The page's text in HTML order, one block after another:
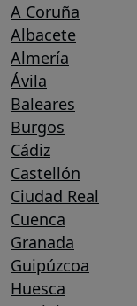
A Coruña
Albacete
Almería
Ávila
Baleares
Burgos
Cádiz
Castellón
Ciudad Real
Cuenca
Granada
Guipúzcoa
Huesca